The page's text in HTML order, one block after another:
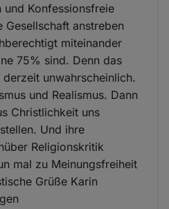
und Konfessionsfreie
Gesellschaft anstreben
miteinander
75% sind. Denn das
unwahrscheinlich.
und Realismus. Dann
Christlichkeit uns
Und ihre
Religionskritik
mal zu Meinungsfreiheit
Grüße Karin